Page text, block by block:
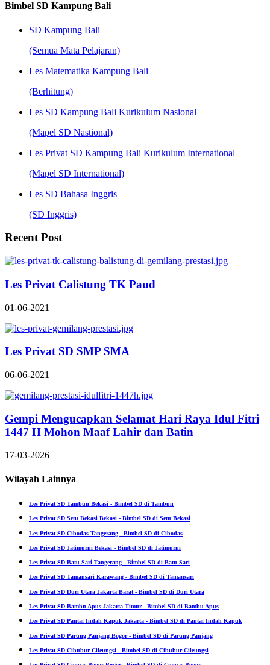
Bimbel SD Kampung Bali
SD Kampung Bali
(Semua Mata Pelajaran)
Les Matematika Kampung Bali
(Berhitung)
Les SD Kampung Bali Kurikulum Nasional
(Mapel SD Nastional)
Les Privat SD Kampung Bali Kurikulum International
(Mapel SD International)
Les SD Bahasa Inggris
(SD Inggris)
Recent Post
Les Privat Calistung TK Paud
01-06-2021
Les Privat SD SMP SMA
06-06-2021
Gempi Mengucapkan Selamat Hari Raya Idul Fitri
1447 H Mohon Maaf Lahir dan Batin
17-03-2026
Wilayah Lainnya
Les Privat SD Tambun Bekasi - Bimbel SD di Tambun
Les Privat SD Setu Bekasi Bekasi - Bimbel SD di Setu Bekasi
Les Privat SD Cibodas Tangerang - Bimbel SD di Cibodas
Les Privat SD Jatimurni Bekasi - Bimbel SD di Jatimurni
Les Privat SD Batu Sari Tangerang - Bimbel SD di Batu Sari
Les Privat SD Tamansari Karawang - Bimbel SD di Tamansari
Les Privat SD Duri Utara Jakarta Barat - Bimbel SD di Duri Utara
Les Privat SD Bambu Apus Jakarta Timur - Bimbel SD di Bambu Apus
Les Privat SD Pantai Indah Kapuk Jakarta - Bimbel SD di Pantai Indah Kapuk
Les Privat SD Parung Panjang Bogor - Bimbel SD di Parung Panjang
Les Privat SD Cibubur Cileungsi - Bimbel SD di Cibubur Cileungsi